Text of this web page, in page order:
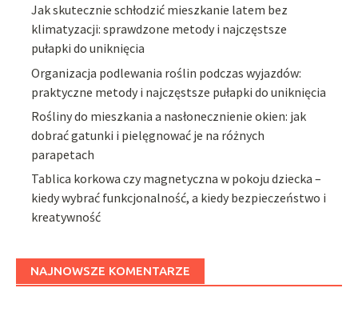
Jak skutecznie schłodzić mieszkanie latem bez
klimatyzacji: sprawdzone metody i najczęstsze
pułapki do uniknięcia
Organizacja podlewania roślin podczas wyjazdów:
praktyczne metody i najczęstsze pułapki do uniknięcia
Rośliny do mieszkania a nasłonecznienie okien: jak
dobrać gatunki i pielęgnować je na różnych
parapetach
Tablica korkowa czy magnetyczna w pokoju dziecka –
kiedy wybrać funkcjonalność, a kiedy bezpieczeństwo i
kreatywność
NAJNOWSZE KOMENTARZE